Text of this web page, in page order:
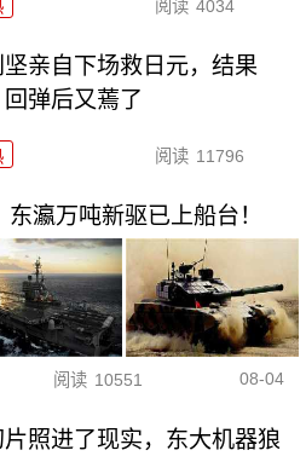
阅读 4034
坚亲自下场救日元，结果
回弹后又蔫了
阅读 11796
瀛万吨新驱已上船台！
阅读 10551 08-04
照进了现实，东大机器狼